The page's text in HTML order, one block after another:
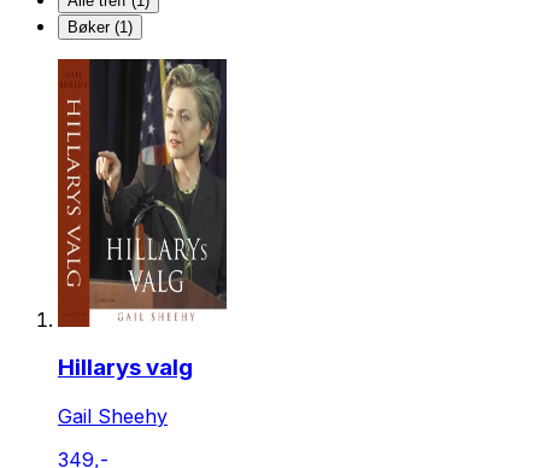
Bøker (1)
Hillarys valg
Gail Sheehy
349,-